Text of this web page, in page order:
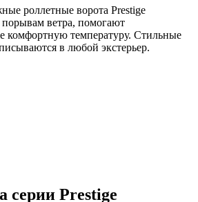
роллетные ворота Prestige
ветра, помогают
комфортную температуру. Стильные
в любой экстерьер.
серии Prestige